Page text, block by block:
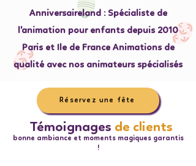
Anniversaireland : Spécialiste de
l'animation pour enfants depuis 2010
Paris et Ile de France Animations de
qualité avec nos animateurs spécialisés
Réservez une fête
bonne ambiance et moments magiques garantis
!
Témoignages de clients